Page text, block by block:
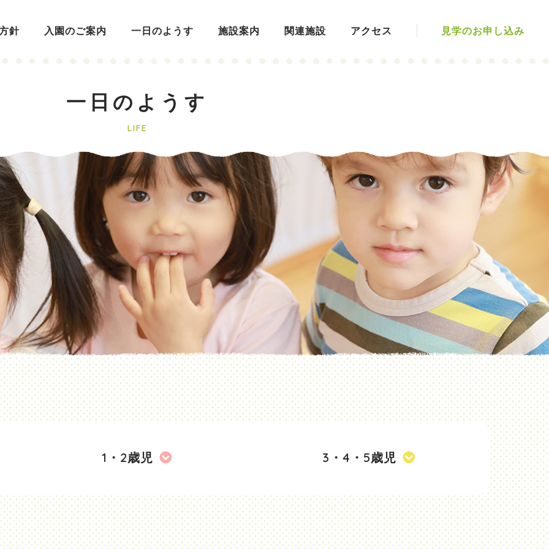
針 入園のご案内 一日のようす 施設案内 関連施設 アクセス 見学のお申し込み
一日のようす
LIFE
1・2歳児 3・4・5歳児